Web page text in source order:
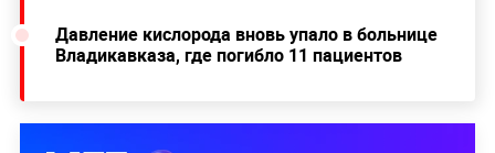
Давление кислорода вновь упало в больнице
Владикавказа, где погибло 11 пациентов